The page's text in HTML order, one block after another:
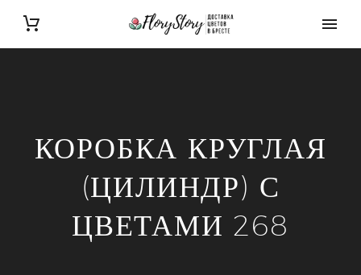
КОРОБКА КРУГЛАЯ
(ЦИЛИНДР) С
ЦВЕТАМИ 268